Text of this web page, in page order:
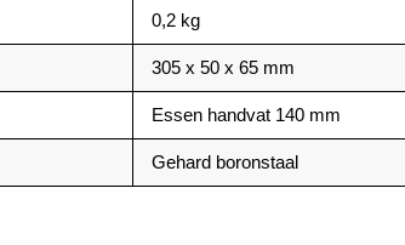
0,2 kg
305 x 50 x 65 mm
Essen handvat 140 mm
Gehard boronstaal